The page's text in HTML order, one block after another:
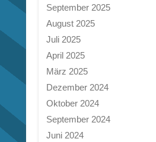
September 2025
August 2025
Juli 2025
April 2025
März 2025
Dezember 2024
Oktober 2024
September 2024
Juni 2024